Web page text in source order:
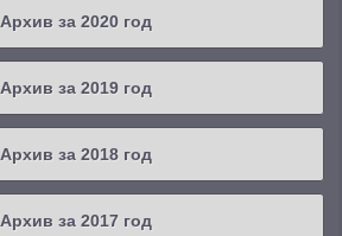
2023 / #1
2022 / #1
2021 / #3
2021 / #1
Архив за 2020 год
2020 / #4
2020 / #3
2020 / #1
Архив за 2019 год
2019 / #4
2019 / #3
Архив за 2018 год
2018 / #4
Архив за 2017 год